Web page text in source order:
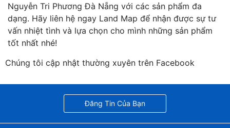
Nguyễn Tri Phương Đà Nẵng với các sản phẩm đa
dạng. Hãy liên hệ ngay Land Map để nhận được sự tư
vấn nhiệt tình và lựa chọn cho mình những sản phẩm
tốt nhất nhé!
Chúng tôi cập nhật thường xuyên trên Facebook
Đăng Tin Của Bạn